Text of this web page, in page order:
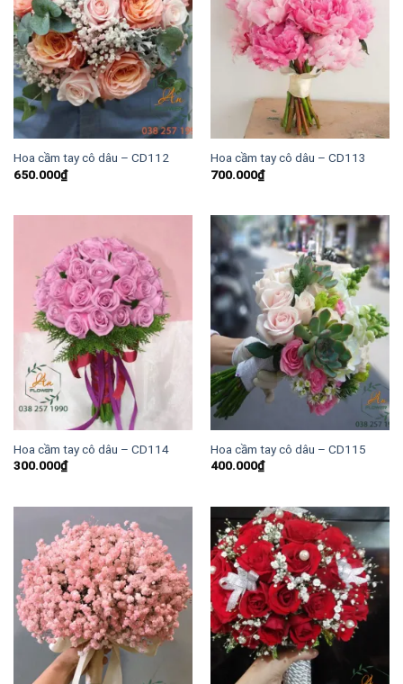
Hoa cầm tay cô dâu – CD112
650.000₫
Hoa cầm tay cô dâu – CD113
700.000₫
Hoa cầm tay cô dâu – CD114
300.000₫
Hoa cầm tay cô dâu – CD115
400.000₫